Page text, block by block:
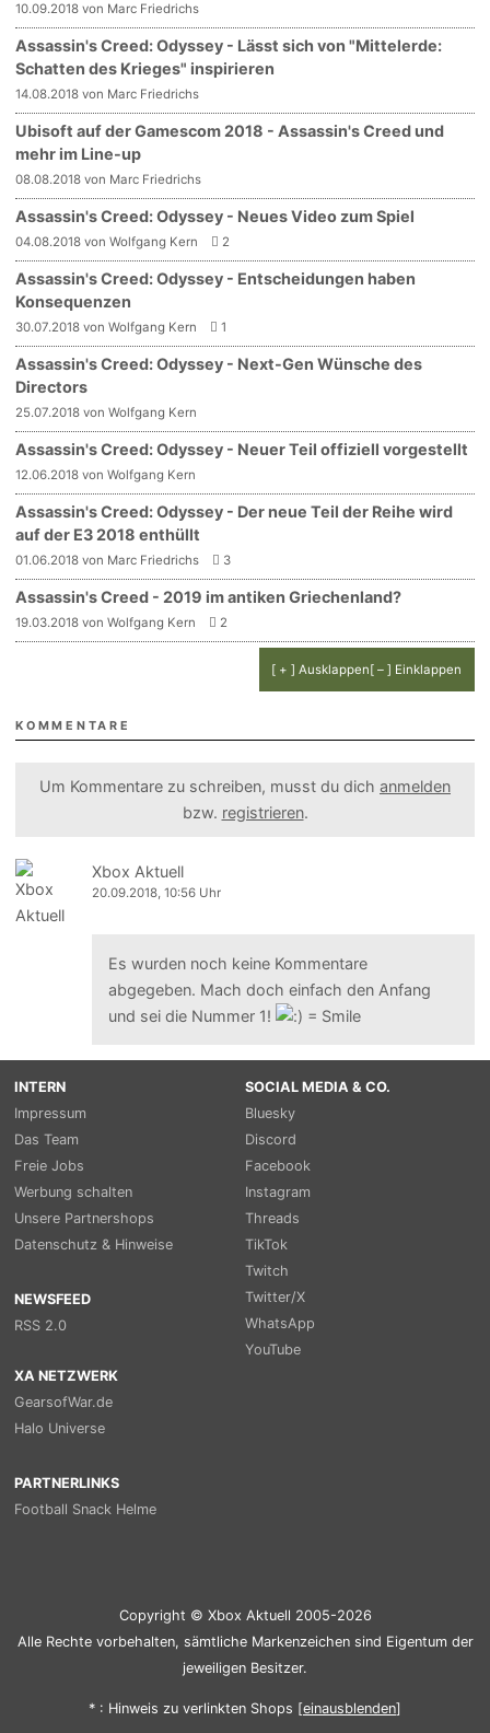
10.09.2018 von Marc Friedrichs
Assassin's Creed: Odyssey - Lässt sich von "Mittelerde:
Schatten des Krieges" inspirieren
14.08.2018 von Marc Friedrichs
Ubisoft auf der Gamescom 2018 - Assassin's Creed und
mehr im Line-up
08.08.2018 von Marc Friedrichs
Assassin's Creed: Odyssey - Neues Video zum Spiel
04.08.2018 von Wolfgang Kern 2
Assassin's Creed: Odyssey - Entscheidungen haben
Konsequenzen
30.07.2018 von Wolfgang Kern 1
Assassin's Creed: Odyssey - Next-Gen Wünsche des
Directors
25.07.2018 von Wolfgang Kern
Assassin's Creed: Odyssey - Neuer Teil offiziell vorgestellt
12.06.2018 von Wolfgang Kern
Assassin's Creed: Odyssey - Der neue Teil der Reihe wird
auf der E3 2018 enthüllt
01.06.2018 von Marc Friedrichs 3
Assassin's Creed - 2019 im antiken Griechenland?
19.03.2018 von Wolfgang Kern 2
[ + ] Ausklappen[ – ] Einklappen
KOMMENTARE
Um Kommentare zu schreiben, musst du dich anmelden
bzw. registrieren.
Xbox Aktuell
20.09.2018, 10:56 Uhr
Es wurden noch keine Kommentare
abgegeben. Mach doch einfach den Anfang
und sei die Nummer 1!
INTERN
Impressum
Das Team
Freie Jobs
Werbung schalten
Unsere Partnershops
Datenschutz & Hinweise
NEWSFEED
RSS 2.0
SOCIAL MEDIA & CO.
Bluesky
Discord
Facebook
Instagram
Threads
TikTok
Twitch
Twitter/X
WhatsApp
YouTube
XA NETZWERK
GearsofWar.de
Halo Universe
PARTNERLINKS
Football Snack Helme
Copyright © Xbox Aktuell 2005-2026
Alle Rechte vorbehalten, sämtliche Markenzeichen sind Eigentum der
jeweiligen Besitzer.
* : Hinweis zu verlinkten Shops [einausblenden]